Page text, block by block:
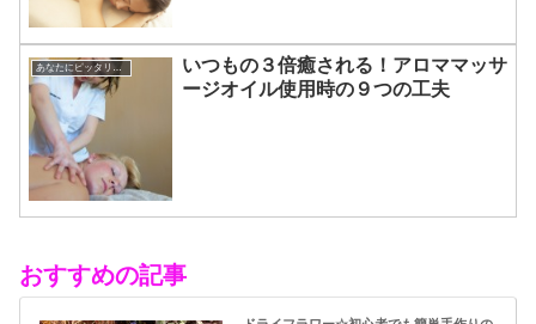
あなたにピッタリのアロマ☆
いつもの３倍癒される！アロママッサ
ージオイル使用時の９つの工夫
おすすめの記事